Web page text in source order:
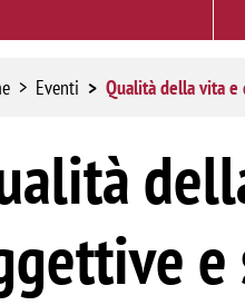
Eventi Qualità della vita